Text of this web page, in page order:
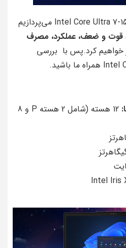
در این مقاله، به بررسی Intel Core Ultra 7-155U می‌پردازیم
قوت و ضعف، عملکرد، مصرف
خواهیم کرد.پس با بررسی
12 هسته (شامل 2 هسته P و 8